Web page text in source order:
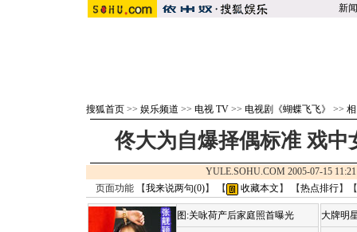
新闻
搜狐首页 >> 娱乐频道 >> 电视 TV >> 电视剧《蝴蝶飞飞》 >>
佟大为自爆择偶标准 戏中
YULE.SOHU.COM 2005-07-15
页面功能 【我来说两句(0)】 【 收藏本文 】 【热点排行】【
图:关咏荷产后家庭照首曝光 大牌明